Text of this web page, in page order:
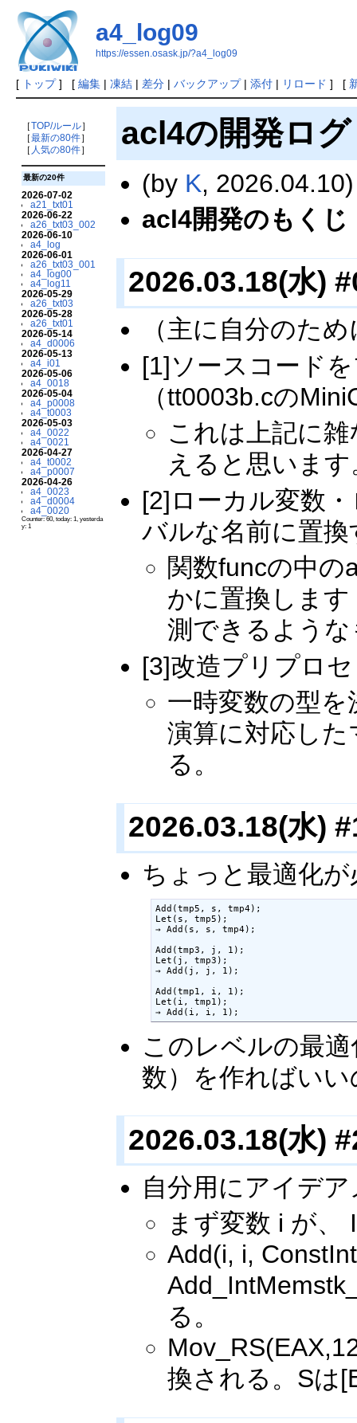
a4_log09
https://essen.osask.jp/?a4_log09
[ トップ] [ 編集| 凍結| 差分| バックアップ| 添付| リロード ] [
［TOP/ルール］
［最新の80件］
［ 人気の80件］
最新の20件
2026-07-02
a21_txt01
2026-06-22
a26_txt03_002
2026-06-10
a4_log
2026-06-01
a26_txt03_001
a4_log00
a4_log11
2026-05-29
a26_txt03
2026-05-28
a26_txt01
2026-05-14
a4_d0006
2026-05-13
a4_i01
2026-05-06
a4_0018
2026-05-04
a4_p0008
a4_t0003
2026-05-03
a4_0022
a4_0021
2026-04-27
a4_t0002
a4_p0007
2026-04-26
a4_0023
a4_d0004
a4_0020
Counter: 60, today: 1, yesterda
y: 1
acl4の開発ロ
(by K, 2026.04.10)
acl4開発のもく
2026.03.18(水)
（主に自分のた
[1]ソースコード
（tt0003b.cの
これは上記に
えると思います
[2]ローカル変数
バルな名前に置換
関数funcの中の
かに置換しま
測できるよう
[3]改造プリプロ
一時変数の型
演算に対応し
る。
2026.03.18(水)
ちょっと最適化
Add(tmp5, s, tmp4);
Let(s, tmp5);
→ Add(s, s, tmp4);
Add(tmp3, j, 1);
Let(j, tmp3);
→ Add(j, j, 1);
Add(tmp1, i, 1);
Let(i, tmp1);
→ Add(i, i, 1);
このレベルの最
数）を作ればい
2026.03.18(水)
自分用にアイデ
まず変数 i が、
Add(i, i,
る。
換される。Sは